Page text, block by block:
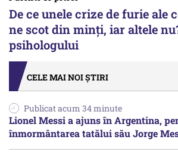
De ce unele crize de furie ale
ne scot din minți, iar altele
psihologului
CELE MAI NOI ȘTIRI
Publicat acum 34 minute
Lionel Messi a ajuns în Argentina,
înmormântarea tatălui său Jorge